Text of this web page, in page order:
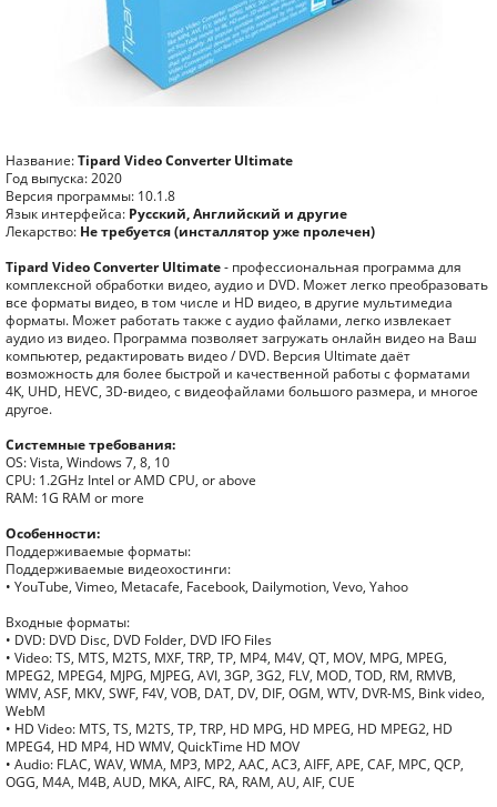
Название:Tipard Video Converter Ultimate
Год выпуска: 2020
Версия программы: 10.1.8
Язык интерфейса: Русский, Английский и другие
Лекарство: Не требуется (инсталлятор уже пролечен)
Tipard Video Converter Ultimate- профессиональная программа для
комплексной обработки видео, аудио и DVD. Может легко преобразовать
все форматы видео, в том числе и HD видео, в другие мультимедиа
форматы. Может работать также с аудио файлами, легко извлекает
аудио из видео. Программа позволяет загружать онлайн видео на Ваш
компьютер, редактировать видео / DVD. Версия Ultimate даёт
возможность для более быстрой и качественной работы с форматами
4K, UHD, HEVC, 3D-видео, с видеофайлами большого размера, и многое
другое.
Системные требования:
OS: Vista, Windows 7, 8, 10
CPU: 1.2GHz Intel or AMD CPU, or above
RAM: 1G RAM or more
Особенности:
Поддерживаемые форматы:
Поддерживаемые видеохостинги:
• YouTube, Vimeo, Metacafe, Facebook, Dailymotion, Vevo, Yahoo
Входные форматы:
• DVD: DVD Disc, DVD Folder, DVD IFO Files
• Video: TS, MTS, M2TS, MXF, TRP, TP, MP4, M4V, QT, MOV, MPG, MPEG,
MPEG2, MPEG4, MJPG, MJPEG, AVI, 3GP, 3G2, FLV, MOD, TOD, RM, RMVB,
WMV, ASF, MKV, SWF, F4V, VOB, DAT, DV, DIF, OGM, WTV, DVR-MS, Bink video,
WebM
• HD Video: MTS, TS, M2TS, TP, TRP, HD MPG, HD MPEG, HD MPEG2, HD
MPEG4, HD MP4, HD WMV, QuickTime HD MOV
• Audio: FLAC, WAV, WMA, MP3, MP2, AAC, AC3, AIFF, APE, CAF, MPC, QCP,
OGG, M4A, M4B, AUD, MKA, AIFC, RA, RAM, AU, AIF, CUE